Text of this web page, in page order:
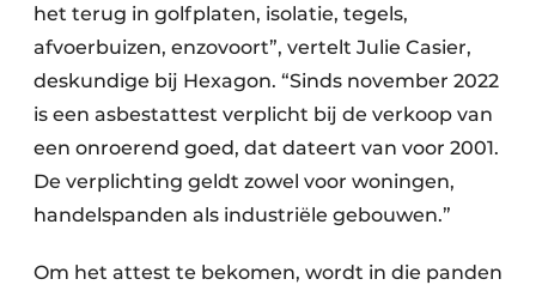
het terug in golfplaten, isolatie, tegels,
afvoerbuizen, enzovoort”, vertelt Julie Casier,
deskundige bij Hexagon. “Sinds november 2022
is een asbestattest verplicht bij de verkoop van
een onroerend goed, dat dateert van voor 2001.
De verplichting geldt zowel voor woningen,
handelspanden als industriële gebouwen.”
Om het attest te bekomen, wordt in die panden